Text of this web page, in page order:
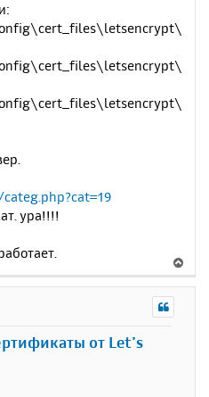
ура!!!!
е
от Let’s